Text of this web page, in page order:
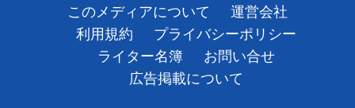
このメディアについて
運営会社
利用規約
プライバシーポリシー
ライター名簿
お問い合せ
広告掲載について